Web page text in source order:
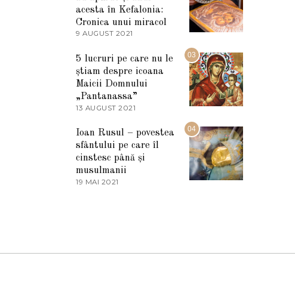
I
2
0
5
acesta în Kefalonia:
Cronica unui miracol
9 AUGUST 2021
A
R
T
I
2
2
2
03
5 lucruri pe care nu le
știam despre icoana
Maicii Domnului
„Pantanassa”
13 AUGUST 2021
U
G
U
S
04
Ioan Rusul – povestea
sfântului pe care îl
cinstesc până și
musulmanii
19 MAI 2021